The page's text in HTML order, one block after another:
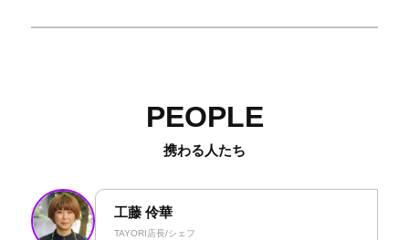
PEOPLE
携わる人たち
工藤 伶華
TAYORI店長/シェフ